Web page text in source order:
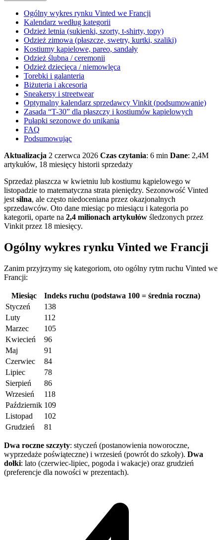
Ogólny wykres rynku Vinted we Francji
Kalendarz według kategorii
Odzież letnia (sukienki, szorty, t-shirty, topy)
Odzież zimowa (płaszcze, swetry, kurtki, szaliki)
Kostiumy kąpielowe, pareo, sandały
Odzież ślubna / ceremonii
Odzież dziecięca / niemowlęca
Torebki i galanteria
Biżuteria i akcesoria
Sneakersy i streetwear
Optymalny kalendarz sprzedawcy Vinkit (podsumowanie)
Zasada “T-30” dla płaszczy i kostiumów kąpielowych
Pułapki sezonowe do unikania
FAQ
Podsumowując
Aktualizacja 2 czerwca 2026 Czas czytania: 6 min Dane: 2,4M
artykułów, 18 miesięcy historii sprzedaży
Sprzedaż płaszcza w kwietniu lub kostiumu kąpielowego w
listopadzie to matematyczna strata pieniędzy. Sezonowość Vinted
jest silna, ale często niedoceniana przez okazjonalnych
sprzedawców. Oto dane miesiąc po miesiącu i kategoria po
kategorii, oparte na 2,4 milionach artykułów śledzonych przez
Vinkit przez 18 miesięcy.
Ogólny wykres rynku Vinted we Francji
Zanim przyjrzymy się kategoriom, oto ogólny rytm ruchu Vinted we
Francji:
Miesiąc
Indeks ruchu (podstawa 100 = średnia roczna)
Styczeń
138
Luty
112
Marzec
105
Kwiecień
96
Maj
91
Czerwiec
84
Lipiec
78
Sierpień
86
Wrzesień
118
Październik 109
Listopad
102
Grudzień
81
Dwa roczne szczyty: styczeń (postanowienia noworoczne,
wyprzedaże poświąteczne) i wrzesień (powrót do szkoły). Dwa
dołki: lato (czerwiec-lipiec, pogoda i wakacje) oraz grudzień
(preferencje dla nowości w prezentach).